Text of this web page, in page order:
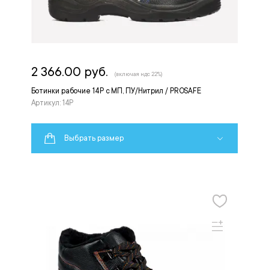
Ботинки рабочие 14Р с МП, ПУ/Нитрил / PROSAFE
Артикул: 14Р
2 366.00 руб. (включая ндс 22%)
Выбрать размер